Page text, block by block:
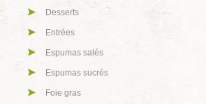
Desserts
Entrées
Espumas salés
Espumas sucrés
Foie gras